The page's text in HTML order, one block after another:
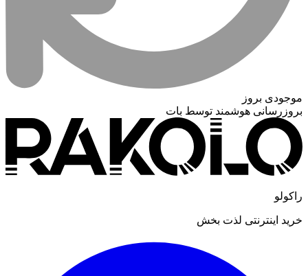
موجودی بروز
بروزرسانی هوشمند توسط بات
راکولو
خرید اینترنتی لذت بخش